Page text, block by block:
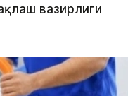
вазирлиги